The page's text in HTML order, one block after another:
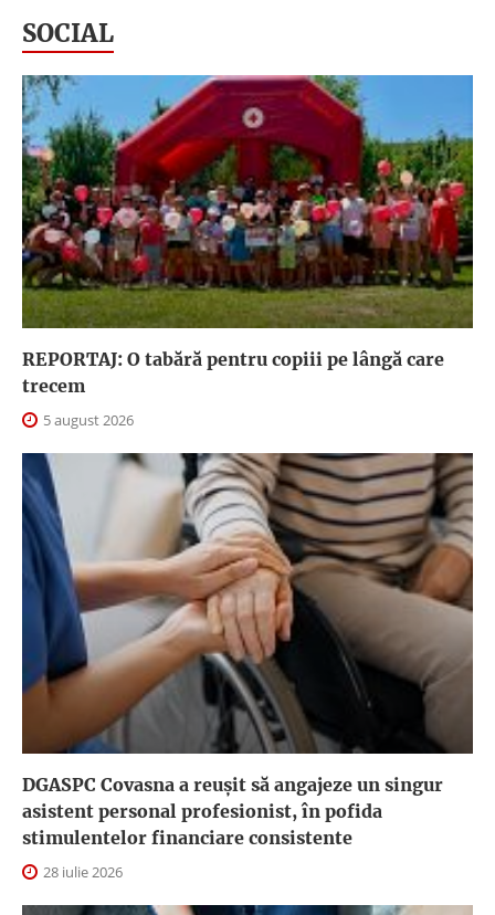
SOCIAL
REPORTAJ: O tabără pentru copiii pe lângă care
trecem
5 august 2026
DGASPC Covasna a reuşit să angajeze un singur
asistent personal profesionist, în pofida
stimulentelor financiare consistente
28 iulie 2026